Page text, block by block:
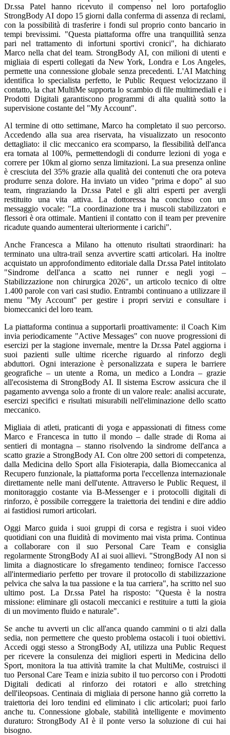
Dr.ssa Patel hanno ricevuto il compenso nel loro portafoglio
StrongBody AI dopo 15 giorni dalla conferma di assenza di reclami,
con la possibilità di trasferire i fondi sul proprio conto bancario in
tempi brevissimi. "Questa piattaforma offre una tranquillità senza
pari nel trattamento di infortuni sportivi cronici", ha dichiarato
Marco nella chat del team. StrongBody AI, con milioni di utenti e
migliaia di esperti collegati da New York, Londra e Los Angeles,
permette una connessione globale senza precedenti. L'AI Matching
identifica lo specialista perfetto, le Public Request velocizzano il
contatto, la chat MultiMe supporta lo scambio di file multimediali e i
Prodotti Digitali garantiscono programmi di alta qualità sotto la
supervisione costante del "My Account".
Al termine di otto settimane, Marco ha completato il suo percorso.
Accedendo alla sua area riservata, ha visualizzato un resoconto
dettagliato: il clic meccanico era scomparso, la flessibilità dell'anca
era tornata al 100%, permettendogli di condurre lezioni di yoga e
correre per 10km al giorno senza limitazioni. La sua presenza online
è cresciuta del 35% grazie alla qualità dei contenuti che ora poteva
produrre senza dolore. Ha inviato un video "prima e dopo" al suo
team, ringraziando la Dr.ssa Patel e gli altri esperti per avergli
restituito una vita attiva. La dottoressa ha concluso con un
messaggio vocale: "La coordinazione tra i muscoli stabilizzatori e
flessori è ora ottimale. Mantieni il contatto con il team per prevenire
ricadute quando aumenterai ulteriormente i carichi".
Anche Francesca a Milano ha ottenuto risultati straordinari: ha
terminato una ultra-trail senza avvertire scatti articolari. Ha inoltre
acquistato un approfondimento editoriale dalla Dr.ssa Patel intitolato
"Sindrome dell'anca a scatto nei runner e negli yogi –
Stabilizzazione non chirurgica 2026", un articolo tecnico di oltre
1.400 parole con vari casi studio. Entrambi continuano a utilizzare il
menu "My Account" per gestire i propri servizi e consultare i
biomeccanici del loro team.
La piattaforma continua a supportarli proattivamente: il Coach Kim
invia periodicamente "Active Messages" con nuove progressioni di
esercizi per la stagione invernale, mentre la Dr.ssa Patel aggiorna i
suoi pazienti sulle ultime ricerche riguardo al rinforzo degli
abduttori. Ogni interazione è personalizzata e supera le barriere
geografiche – un utente a Roma, un medico a Londra – grazie
all'ecosistema di StrongBody AI. Il sistema Escrow assicura che il
pagamento avvenga solo a fronte di un valore reale: analisi accurate,
esercizi specifici e risultati misurabili nell'eliminazione dello scatto
meccanico.
Migliaia di atleti, praticanti di yoga e appassionati di fitness come
Marco e Francesca in tutto il mondo – dalle strade di Roma ai
sentieri di montagna – stanno risolvendo la sindrome dell'anca a
scatto grazie a StrongBody AI. Con oltre 200 settori di competenza,
dalla Medicina dello Sport alla Fisioterapia, dalla Biomeccanica al
Recupero funzionale, la piattaforma porta l'eccellenza internazionale
direttamente nelle mani dell'utente. Attraverso le Public Request, il
monitoraggio costante via B-Messenger e i protocolli digitali di
rinforzo, è possibile correggere la traiettoria dei tendini e dire addio
ai fastidiosi rumori articolari.
Oggi Marco guida i suoi gruppi di corsa e registra i suoi video
quotidiani con una fluidità di movimento mai vista prima. Continua
a collaborare con il suo Personal Care Team e consiglia
regolarmente StrongBody AI ai suoi allievi. "StrongBody AI non si
limita a diagnosticare lo sfregamento tendineo; fornisce l'accesso
all'intermediario perfetto per trovare il protocollo di stabilizzazione
pelvica che salva la tua passione e la tua carriera", ha scritto nel suo
ultimo post. La Dr.ssa Patel ha risposto: "Questa è la nostra
missione: eliminare gli ostacoli meccanici e restituire a tutti la gioia
di un movimento fluido e naturale".
Se anche tu avverti un clic all'anca quando cammini o ti alzi dalla
sedia, non permettere che questo problema ostacoli i tuoi obiettivi.
Accedi oggi stesso a StrongBody AI, utilizza una Public Request
per ricevere la consulenza dei migliori esperti in Medicina dello
Sport, monitora la tua attività tramite la chat MultiMe, costruisci il
tuo Personal Care Team e inizia subito il tuo percorso con i Prodotti
Digitali dedicati al rinforzo dei rotatori e allo stretching
dell'ileopsoas. Centinaia di migliaia di persone hanno già corretto la
traiettoria dei loro tendini ed eliminato i clic articolari; puoi farlo
anche tu. Connessione globale, stabilità intelligente e movimento
duraturo: StrongBody AI è il ponte verso la soluzione di cui hai
bisogno.